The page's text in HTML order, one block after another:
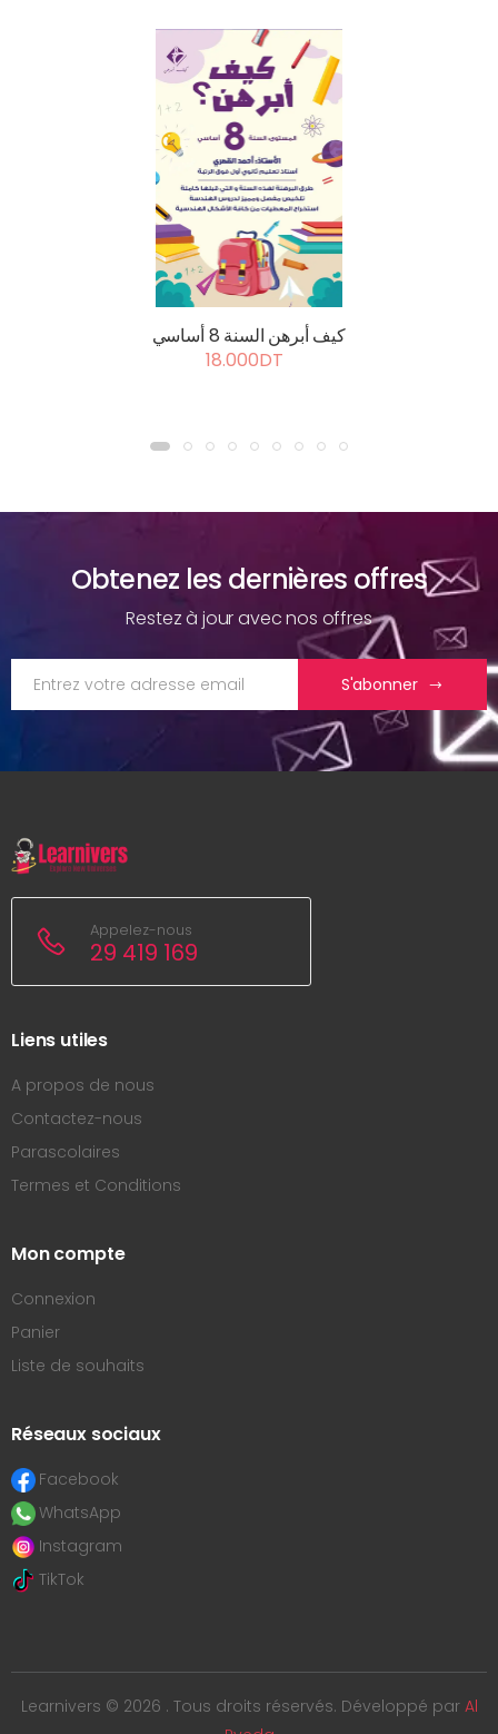
كيف أبرهن السنة 8 أساسي
18.000DT
Obtenez les dernières offres
Restez à jour avec nos offres
S'abonner
Appelez-nous
29 419 169
Liens utiles
A propos de nous
Contactez-nous
Parascolaires
Termes et Conditions
Mon compte
Connexion
Panier
Liste de souhaits
Réseaux sociaux
Facebook
WhatsApp
Instagram
TikTok
Learnivers © 2026 . Tous droits réservés. Développé par Al